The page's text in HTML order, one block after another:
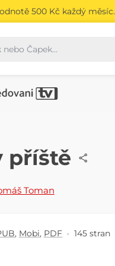
500 Kč každý měsíc.
příště
Toman
, Mobi, PDF · 145 stran